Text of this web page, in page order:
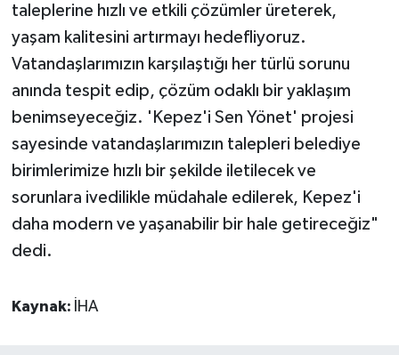
taleplerine hızlı ve etkili çözümler üreterek,
yaşam kalitesini artırmayı hedefliyoruz.
Vatandaşlarımızın karşılaştığı her türlü sorunu
anında tespit edip, çözüm odaklı bir yaklaşım
benimseyeceğiz. 'Kepez'i Sen Yönet' projesi
sayesinde vatandaşlarımızın talepleri belediye
birimlerimize hızlı bir şekilde iletilecek ve
sorunlara ivedilikle müdahale edilerek, Kepez'i
daha modern ve yaşanabilir bir hale getireceğiz"
dedi.
Kaynak: İHA